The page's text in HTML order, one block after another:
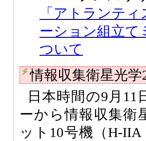
「アトランテ
ーション組立て
ついて
情報収集衛星光
日本時間の9月11
ーから情報収集衛
ット10号機（H-